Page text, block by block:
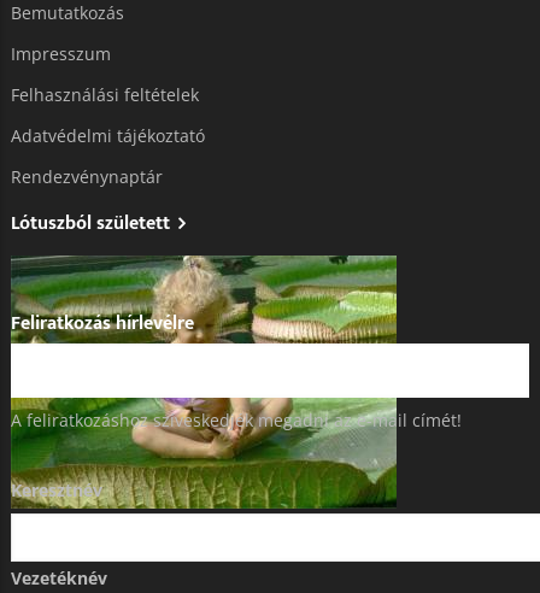
Bemutatkozás
Impresszum
Felhasználási feltételek
Adatvédelmi tájékoztató​
Rendezvénynaptár
Lótuszból született
Feliratkozás hírlevélre
A feliratkozáshoz szíveskedjék megadni az e-mail címét!
Keresztnév
Vezetéknév